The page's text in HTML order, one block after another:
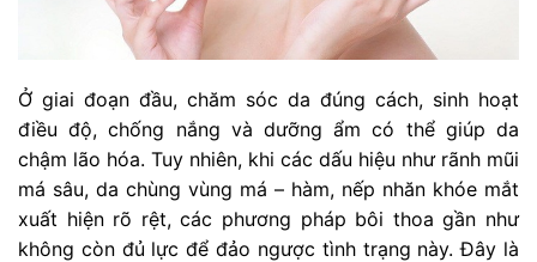
Ở giai đoạn đầu, chăm sóc da đúng cách, sinh hoạt
điều độ, chống nắng và dưỡng ẩm có thể giúp da
chậm lão hóa. Tuy nhiên, khi các dấu hiệu như rãnh mũi
má sâu, da chùng vùng má – hàm, nếp nhăn khóe mắt
xuất hiện rõ rệt, các phương pháp bôi thoa gần như
không còn đủ lực để đảo ngược tình trạng này. Đây là